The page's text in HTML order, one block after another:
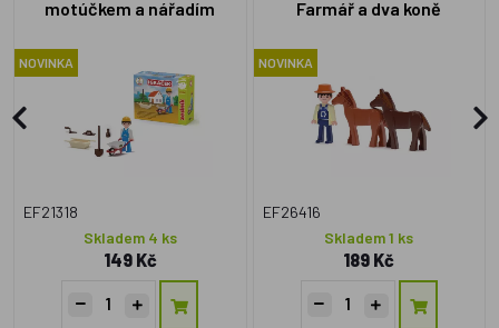
motúčkem a nářadím
NOVINKA
EF21318
Skladem 4 ks
149 Kč
Farmář a dva koně
NOVINKA
EF26416
Skladem 1 ks
189 Kč